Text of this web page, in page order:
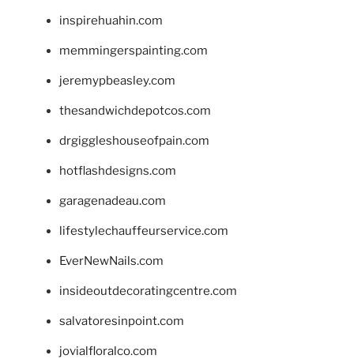
inspirehuahin.com
memmingerspainting.com
jeremypbeasley.com
thesandwichdepotcos.com
drgiggleshouseofpain.com
hotflashdesigns.com
garagenadeau.com
lifestylechauffeurservice.com
EverNewNails.com
insideoutdecoratingcentre.com
salvatoresinpoint.com
jovialfloralco.com